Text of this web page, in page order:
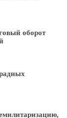
оборот